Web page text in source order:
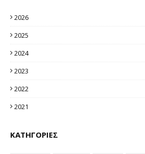
2026
2025
2024
2023
2022
2021
ΚΑΤΗΓΟΡΙΕΣ